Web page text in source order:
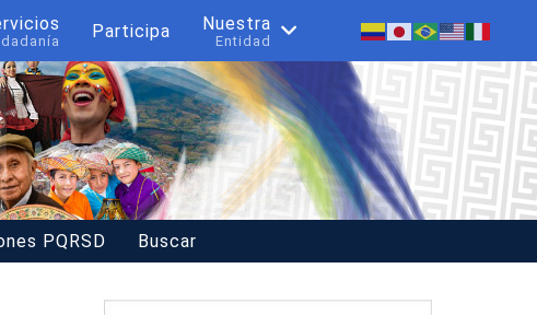
Participa Nuestra
Entidad
PQRSD Buscar